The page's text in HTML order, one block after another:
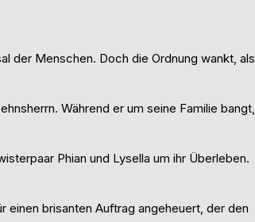
der Menschen. Doch die Ordnung wankt, als
Während er um seine Familie bangt,
Phian und Lysella um ihr Überleben.
brisanten Auftrag angeheuert, der den